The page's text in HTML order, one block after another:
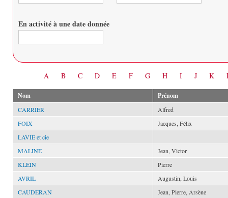
En activité à une date donnée
A B C D E F G H I J K
Nom Prénom
CARRIER
Alfred
FOIX
Jacques, Félix
LAVIE et cie
MALINE
Jean, Victor
KLEIN
Pierre
AVRIL
Augustin, Louis
CAUDERAN
Jean, Pierre, Arsène